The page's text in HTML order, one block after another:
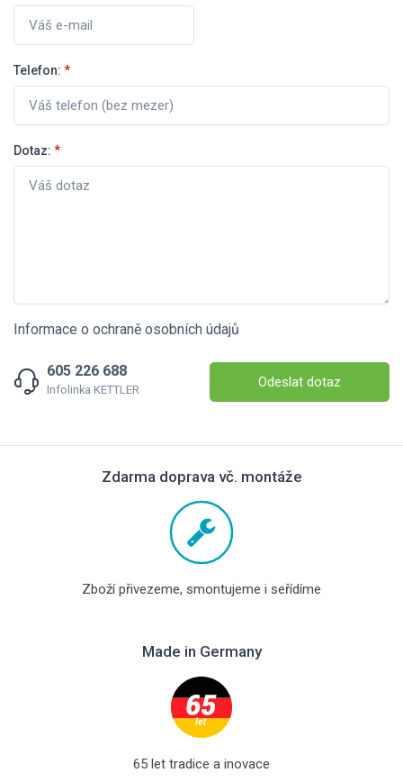
Telefon: *
Dotaz: *
Informace o ochraně osobních údajů
605 226 688
Infolinka KETTLER Odeslat dotaz
Zdarma doprava vč. montáže
Zboží přivezeme, smontujeme i seřídíme
Made in Germany
65 let tradice a inovace